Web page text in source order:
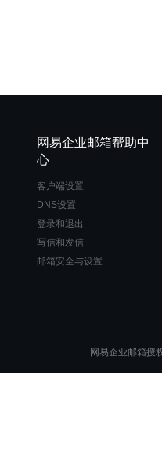
网易企业邮箱帮助中
心
客户端设置
DNS设置
登录和退出
写信和发信
邮箱安全与设置
网易企业邮箱